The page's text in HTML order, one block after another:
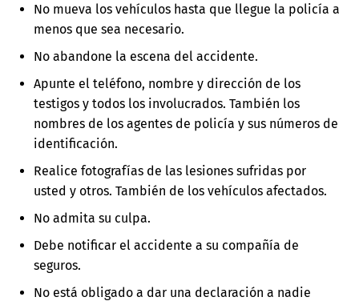
No mueva los vehículos hasta que llegue la policía a
menos que sea necesario.
No abandone la escena del accidente.
Apunte el teléfono, nombre y dirección de los
testigos y todos los involucrados. También los
nombres de los agentes de policía y sus números de
identificación.
Realice fotografías de las lesiones sufridas por
usted y otros. También de los vehículos afectados.
No admita su culpa.
Debe notificar el accidente a su compañía de
seguros.
No está obligado a dar una declaración a nadie